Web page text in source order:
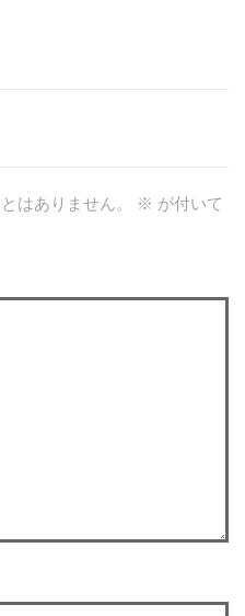
はありません。 ※ が付いて